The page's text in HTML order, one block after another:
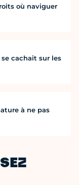
où naviguer
se cachait sur les
à ne pas